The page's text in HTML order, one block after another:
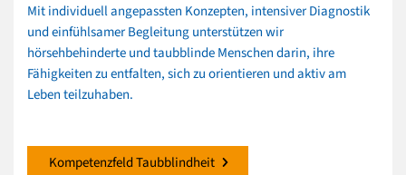
Mit individuell angepassten Konzepten, intensiver Diagnostik
und einfühlsamer Begleitung unterstützen wir
hörsehbehinderte und taubblinde Menschen darin, ihre
Fähigkeiten zu entfalten, sich zu orientieren und aktiv am
Leben teilzuhaben.
Kompetenzfeld Taubblindheit